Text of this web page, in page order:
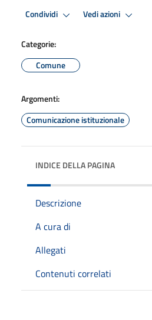
Condividi Vedi azioni
Categorie:
Comune
Argomenti:
Comunicazione istituzionale
INDICE DELLA PAGINA
Descrizione
A cura di
Allegati
Contenuti correlati